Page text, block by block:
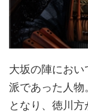
大坂の陣にお
派であった人物
となり、徳川方